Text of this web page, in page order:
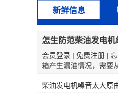
成)。QSK19系列电控燃
核心部分是执行器一控
产生的燃油输送至控制
成由一个切断电磁阀、
器阀和两个燃油压力传
ECM安装在总成壳体的
总成有一个燃油进口和
口，每个燃油出口分别
器控制着。燃油油道执
新鲜信息
会员登录 | 免费注册 |
箱产生漏油情况，需要
装配规范、操作习惯等
结合油箱的构成特点和